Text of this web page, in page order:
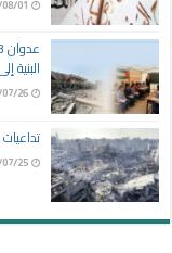
01
البنية
26
25